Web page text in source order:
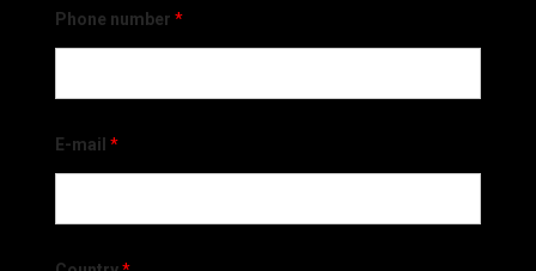
Phone number *
E-mail *